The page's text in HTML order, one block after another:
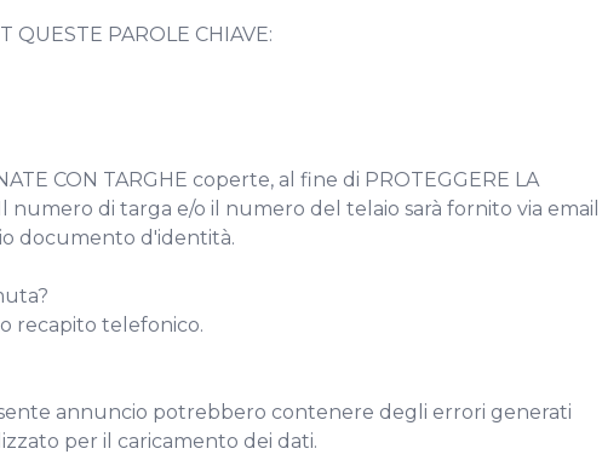
QUESTE PAROLE CHIAVE:
CON TARGHE coperte, al fine di PROTEGGERE LA
Il numero di targa e/o il numero del telaio sarà fornito via email
documento d'identità.
recapito telefonico.
annuncio potrebbero contenere degli errori generati
per il caricamento dei dati.